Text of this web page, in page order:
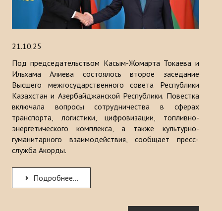
21.10.25
Под председательством Касым-Жомарта Токаева и
Ильхама Алиева состоялось второе заседание
Высшего межгосударственного совета Республики
Казахстан и Азербайджанской Республики. Повестка
включала вопросы сотрудничества в сферах
транспорта, логистики, цифровизации, топливно-
энергетического комплекса, а также культурно-
гуманитарного взаимодействия, сообщает пресс-
служба Акорды.
Подробнее...